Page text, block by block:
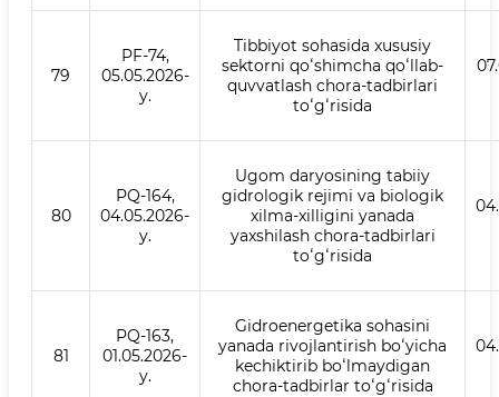
79
PF-74,
05.05.2026-
y.
Tibbiyot sohasida xususiy
sektorni qoʻshimcha qoʻllab-
quvvatlash chora-tadbirlari
toʻgʻrisida
80
PQ-164,
04.05.2026-
y.
Ugom daryosining tabiiy
gidrologik rejimi va biologik
xilma-xilligini yanada
yaxshilash chora-tadbirlari
toʻgʻrisida
81
PQ-163,
01.05.2026-
y.
Gidroenergetika sohasini
yanada rivojlantirish boʻyicha
kechiktirib boʻlmaydigan
chora-tadbirlar toʻgʻrisida